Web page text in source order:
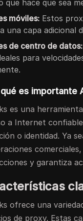
que hace que sea
móviles: Estos
una capa adicional
de centro de datos:
para
es importante
es una
a Internet
o identidad. Ya
y garantiza
ofrece una
de proxy. Estas